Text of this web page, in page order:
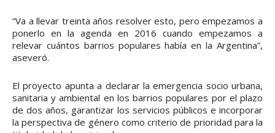
“Va a llevar treinta años resolver esto, pero empezamos a
ponerlo en la agenda en 2016 cuando empezamos a
relevar cuántos barrios populares había en la Argentina”,
aseveró.
El proyecto apunta a declarar la emergencia socio urbana,
sanitaria y ambiental en los barrios populares por el plazo
de dos años, garantizar los servicios públicos e incorporar
la perspectiva de género como criterio de prioridad para la